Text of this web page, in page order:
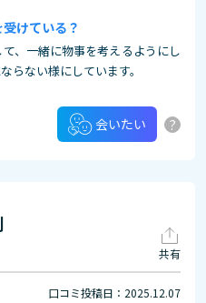
けている？
、一緒に物事を考えるようにし
らない様にしています。
会いたい ?
共有
口コミ投稿日：2025.12.07